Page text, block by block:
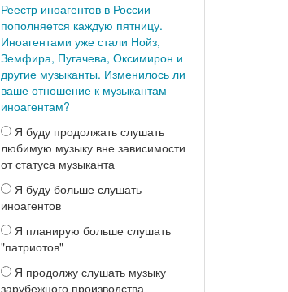
Реестр иноагентов в России
пополняется каждую пятницу.
Иноагентами уже стали Нойз,
Земфира, Пугачева, Оксимирон и
другие музыканты. Изменилось ли
ваше отношение к музыкантам-
иноагентам?
Я буду продолжать слушать
любимую музыку вне зависимости
от статуса музыканта
Я буду больше слушать
иноагентов
Я планирую больше слушать
"патриотов"
Я продолжу слушать музыку
зарубежного производства